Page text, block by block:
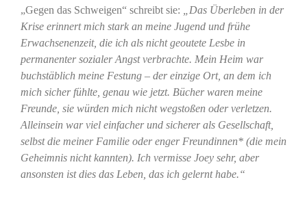
„Gegen das Schweigen“ schreibt sie:
„Das Überleben in der
Krise erinnert mich stark an meine Jugend und frühe
Erwachsenenzeit, die ich als nicht geoutete Lesbe in
permanenter sozialer Angst verbrachte. Mein Heim war
buchstäblich meine Festung – der einzige Ort, an dem ich
mich sicher fühlte, genau wie jetzt. Bücher waren meine
Freunde, sie würden mich nicht wegstoßen oder verletzen.
Alleinsein war viel einfacher und sicherer als Gesellschaft,
selbst die meiner Familie oder enger Freundinnen* (die mein
Geheimnis nicht kannten). Ich vermisse Joey sehr, aber
ansonsten ist dies das Leben, das ich gelernt habe.“